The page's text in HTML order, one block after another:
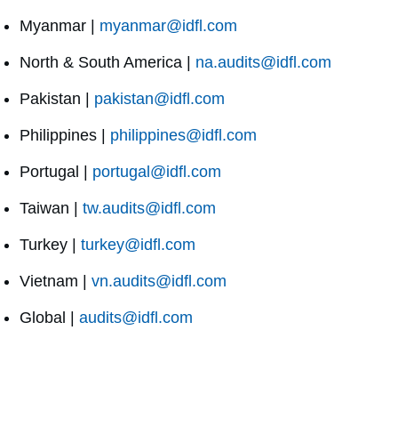
Myanmar | myanmar@idfl.com
North & South America | na.audits@idfl.com
Pakistan | pakistan@idfl.com
Philippines | philippines@idfl.com
Portugal | portugal@idfl.com
Taiwan | tw.audits@idfl.com
Turkey | turkey@idfl.com
Vietnam | vn.audits@idfl.com
Global | audits@idfl.com